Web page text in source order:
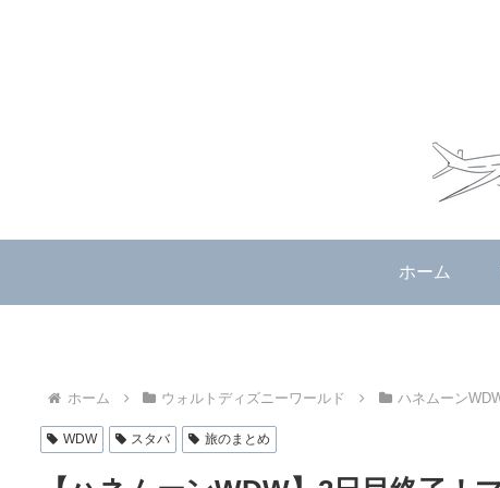
ホーム
ホーム ウォルトディズニーワールド ハネムーン
WDW スタバ 旅のまとめ